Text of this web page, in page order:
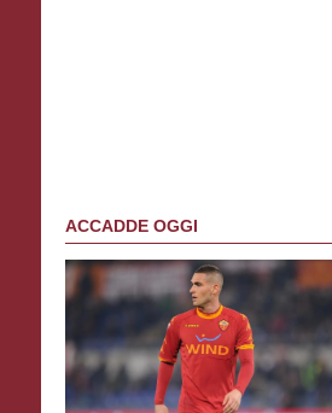
ACCADDE OGGI